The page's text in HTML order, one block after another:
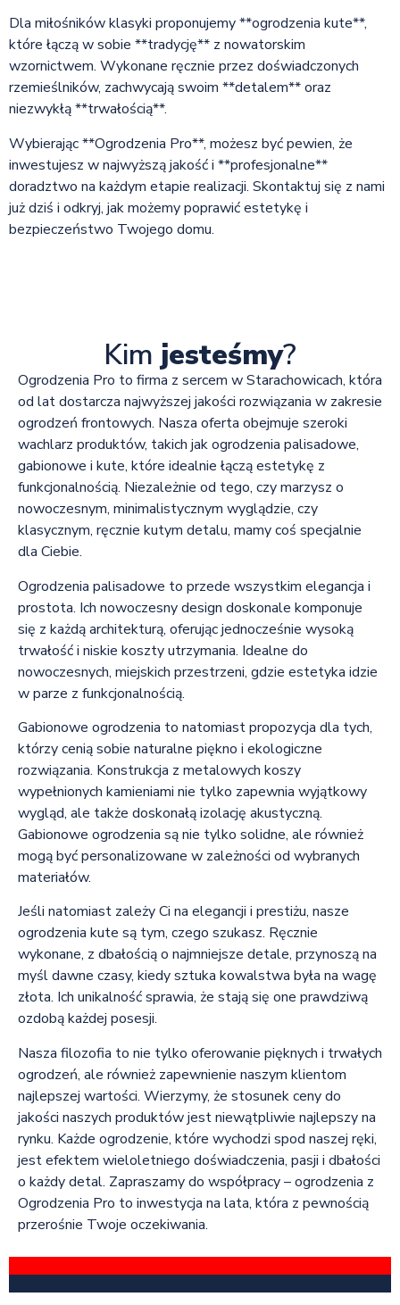
Dla miłośników klasyki proponujemy **ogrodzenia kute**,
które łączą w sobie **tradycję** z nowatorskim
wzornictwem. Wykonane ręcznie przez doświadczonych
rzemieślników, zachwycają swoim **detalem** oraz
niezwykłą **trwałością**.
Wybierając **Ogrodzenia Pro**, możesz być pewien, że
inwestujesz w najwyższą jakość i **profesjonalne**
doradztwo na każdym etapie realizacji. Skontaktuj się z nami
już dziś i odkryj, jak możemy poprawić estetykę i
bezpieczeństwo Twojego domu.
Kim jesteśmy?
Ogrodzenia Pro to firma z sercem w Starachowicach, która
od lat dostarcza najwyższej jakości rozwiązania w zakresie
ogrodzeń frontowych. Nasza oferta obejmuje szeroki
wachlarz produktów, takich jak ogrodzenia palisadowe,
gabionowe i kute, które idealnie łączą estetykę z
funkcjonalnością. Niezależnie od tego, czy marzysz o
nowoczesnym, minimalistycznym wyglądzie, czy
klasycznym, ręcznie kutym detalu, mamy coś specjalnie
dla Ciebie.
Ogrodzenia palisadowe to przede wszystkim elegancja i
prostota. Ich nowoczesny design doskonale komponuje
się z każdą architekturą, oferując jednocześnie wysoką
trwałość i niskie koszty utrzymania. Idealne do
nowoczesnych, miejskich przestrzeni, gdzie estetyka idzie
w parze z funkcjonalnością.
Gabionowe ogrodzenia to natomiast propozycja dla tych,
którzy cenią sobie naturalne piękno i ekologiczne
rozwiązania. Konstrukcja z metalowych koszy
wypełnionych kamieniami nie tylko zapewnia wyjątkowy
wygląd, ale także doskonałą izolację akustyczną.
Gabionowe ogrodzenia są nie tylko solidne, ale również
mogą być personalizowane w zależności od wybranych
materiałów.
Jeśli natomiast zależy Ci na elegancji i prestiżu, nasze
ogrodzenia kute są tym, czego szukasz. Ręcznie
wykonane, z dbałością o najmniejsze detale, przynoszą na
myśl dawne czasy, kiedy sztuka kowalstwa była na wagę
złota. Ich unikalność sprawia, że stają się one prawdziwą
ozdobą każdej posesji.
Nasza filozofia to nie tylko oferowanie pięknych i trwałych
ogrodzeń, ale również zapewnienie naszym klientom
najlepszej wartości. Wierzymy, że stosunek ceny do
jakości naszych produktów jest niewątpliwie najlepszy na
rynku. Każde ogrodzenie, które wychodzi spod naszej ręki,
jest efektem wieloletniego doświadczenia, pasji i dbałości
o każdy detal. Zapraszamy do współpracy – ogrodzenia z
Ogrodzenia Pro to inwestycja na lata, która z pewnością
przerośnie Twoje oczekiwania.